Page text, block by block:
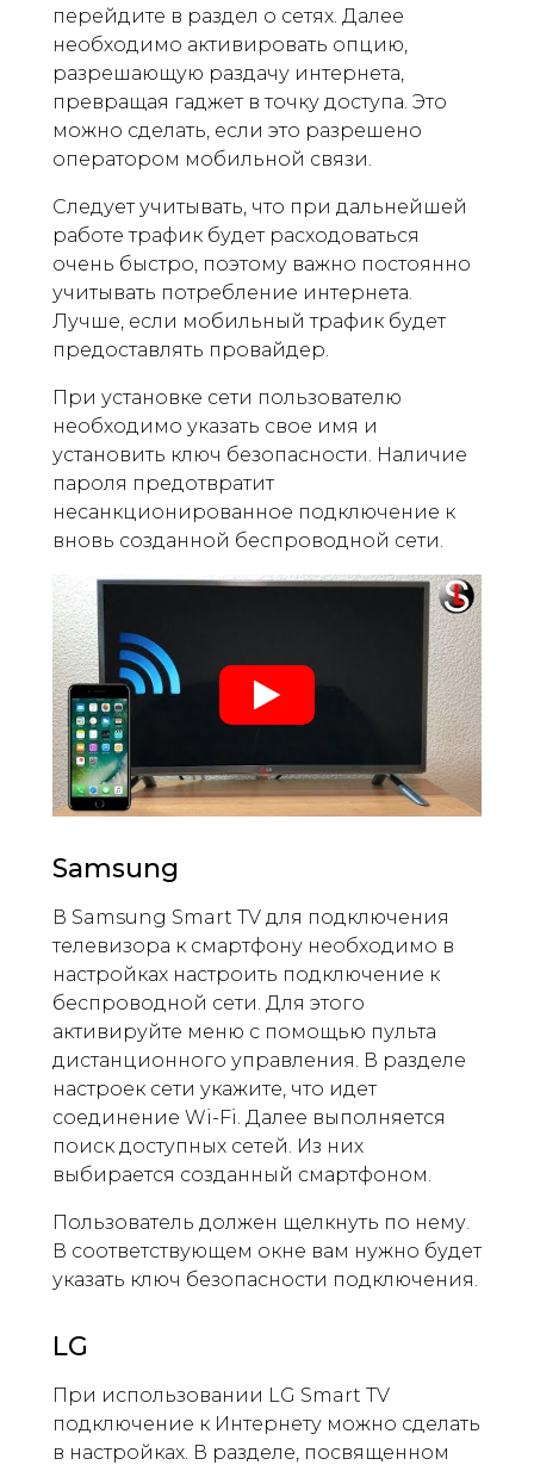
перейдите в раздел о сетях. Далее
необходимо активировать опцию,
разрешающую раздачу интернета,
превращая гаджет в точку доступа. Это
можно сделать, если это разрешено
оператором мобильной связи.
Следует учитывать, что при дальнейшей
работе трафик будет расходоваться
очень быстро, поэтому важно постоянно
учитывать потребление интернета.
Лучше, если мобильный трафик будет
предоставлять провайдер.
При установке сети пользователю
необходимо указать свое имя и
установить ключ безопасности. Наличие
пароля предотвратит
несанкционированное подключение к
вновь созданной беспроводной сети.
Samsung
В Samsung Smart TV для подключения
телевизора к смартфону необходимо в
настройках настроить подключение к
беспроводной сети. Для этого
активируйте меню с помощью пульта
дистанционного управления. В разделе
настроек сети укажите, что идет
соединение Wi-Fi. Далее выполняется
поиск доступных сетей. Из них
выбирается созданный смартфоном.
Пользователь должен щелкнуть по нему.
В соответствующем окне вам нужно будет
указать ключ безопасности подключения.
LG
При использовании LG Smart TV
подключение к Интернету можно сделать
в настройках. В разделе, посвященном